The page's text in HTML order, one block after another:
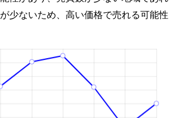
少ないため、高い価格で売れる可能性